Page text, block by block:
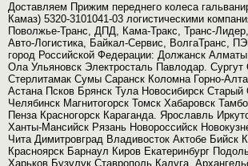
Доставляем Прижим переднего колеса
Камаз) 5320-3101041-03 логистическими
Поволжье-Транс, ДПД, Кама-Тракс, Транс-
Авто-Логистика, Байкал-Сервис, ВолгаТранс,
город Российской Федерации: Должанск
Ола Ульяновск Электросталь Павлодар.
Стерлитамак Сумы Саранск Коломна Горно-
Астана Псков Брянск Тула Новосибирск
Челябинск Магнитогорск Томск Хабаровск
Пенза Красногорск Караганда. Ярославль
Ханты-Мансийск Рязань Новороссийск
Чита Димитровград Владивосток Актобе Бийск
Красноярск Барнаул Киров Екатеринбург
Харьков Бузулук Ставрополь Калуга.